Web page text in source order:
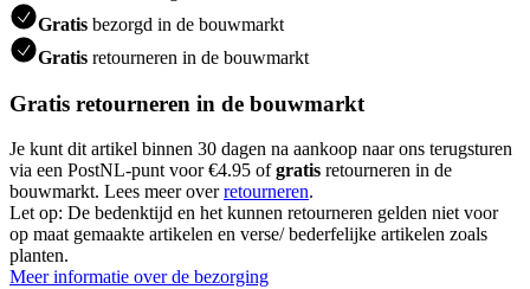
Gratis bezorgd in de bouwmarkt
Gratis retourneren in de bouwmarkt
Gratis retourneren in de bouwmarkt
Je kunt dit artikel binnen 30 dagen na aankoop naar ons terugsturen
via een PostNL-punt voor €4.95 ofgratis retourneren in de
bouwmarkt. Lees meer overretourneren.
Let op: De bedenktijd en het kunnen retourneren gelden niet voor
op maat gemaakte artikelen en verse/ bederfelijke artikelen zoals
planten.
Meer informatie over de bezorging